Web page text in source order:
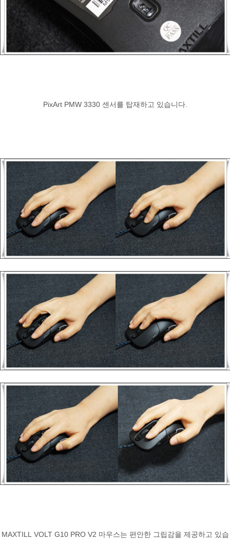
PixArt PMW 3330 센서를 탑재하고 있습니다.
MAXTILL VOLT G10 PRO V2 마우스는 편안한 그립감을 제공하고 있습